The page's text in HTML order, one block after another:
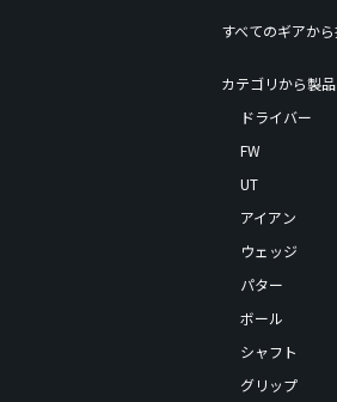
すべてのギアか
カテゴリから製
ドライバー
FW
UT
アイアン
ウェッジ
パター
ボール
シャフト
グリップ